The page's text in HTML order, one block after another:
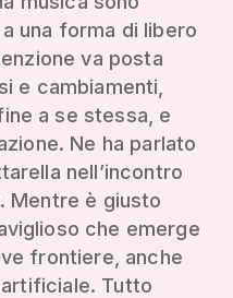
una forma di libero
va posta
e cambiamenti,
a se stessa, e
Ne ha parlato
nell’incontro
Mentre è giusto
che emerge
frontiere, anche
artificiale. Tutto